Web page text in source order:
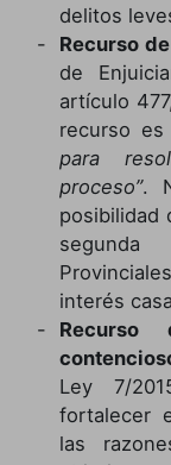
delitos
Recurso
de
artículo
recurso es
para
proceso”.
posibilidad
interés
Ley 7/
fortalecer
las